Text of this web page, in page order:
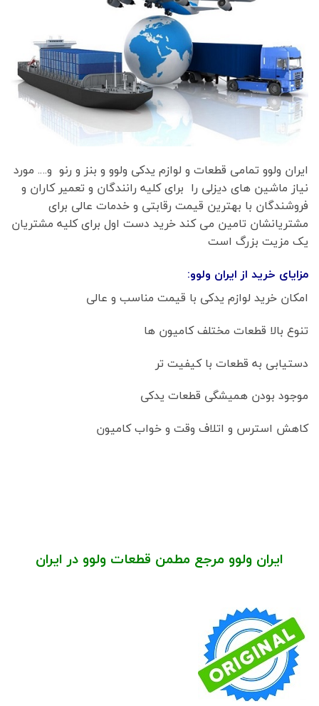
ایران ولوو تمامی قطعات و لوازم یدکی ولوو و بنز و رنو و…. مورد
نیاز ماشین های دیزلی را برای کلیه رانندگان و تعمیر کاران و
فروشندگان با بهترین قیمت رقابتی و خدمات عالی برای
مشتریانشان تامین می کند خرید دست اول برای کلیه مشتریان
یک مزیت بزرگ است
مزایای خرید از ایران ولوو:
امکان خرید لوازم یدکی با قیمت مناسب و عالی
تنوع بالا قطعات مختلف کامیون ها
دستیابی به قطعات با کیفیت تر
موجود بودن همیشگی قطعات یدکی
کاهش استرس و اتلاف وقت و خواب کامیون
ایران ولوو مرجع مطمن قطعات ولوو در ایران